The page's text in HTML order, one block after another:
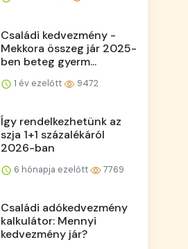
Családi kedvezmény -
Mekkora összeg jár 2025-
ben beteg gyerm...
1 év ezelőtt 9472
Így rendelkezhetünk az
szja 1+1 százalékáról
2026-ban
6 hónapja ezelőtt 7769
Családi adókedvezmény
kalkulátor: Mennyi
kedvezmény jár?